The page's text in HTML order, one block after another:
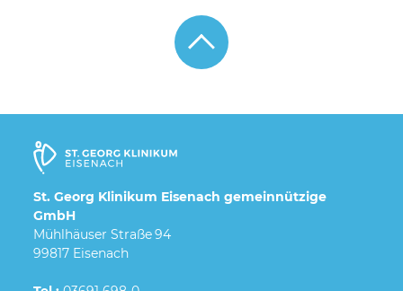
St. Georg Klinikum Eisenach gemeinnützige
GmbH
Mühlhäuser Straße 94
99817 Eisenach